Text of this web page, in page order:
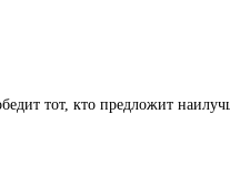
тот, кто предложит